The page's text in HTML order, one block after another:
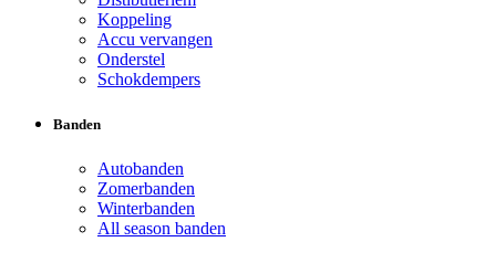
Koppeling
Accu vervangen
Onderstel
Schokdempers
Banden
Autobanden
Zomerbanden
Winterbanden
All season banden